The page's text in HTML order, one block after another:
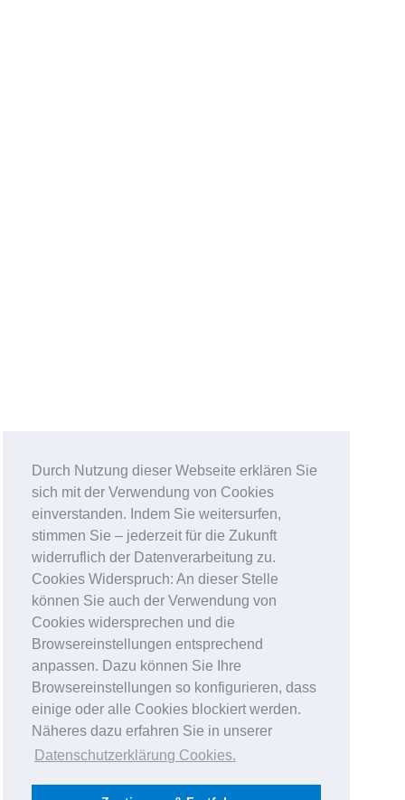
Durch Nutzung dieser Webseite erklären Sie
sich mit der Verwendung von Cookies
einverstanden. Indem Sie weitersurfen,
stimmen Sie – jederzeit für die Zukunft
widerruflich der Datenverarbeitung zu.
Cookies Widerspruch: An dieser Stelle
können Sie auch der Verwendung von
Cookies widersprechen und die
Browsereinstellungen entsprechend
anpassen. Dazu können Sie Ihre
Browsereinstellungen so konfigurieren, dass
einige oder alle Cookies blockiert werden.
Näheres dazu erfahren Sie in unserer
Datenschutzerklärung Cookies.